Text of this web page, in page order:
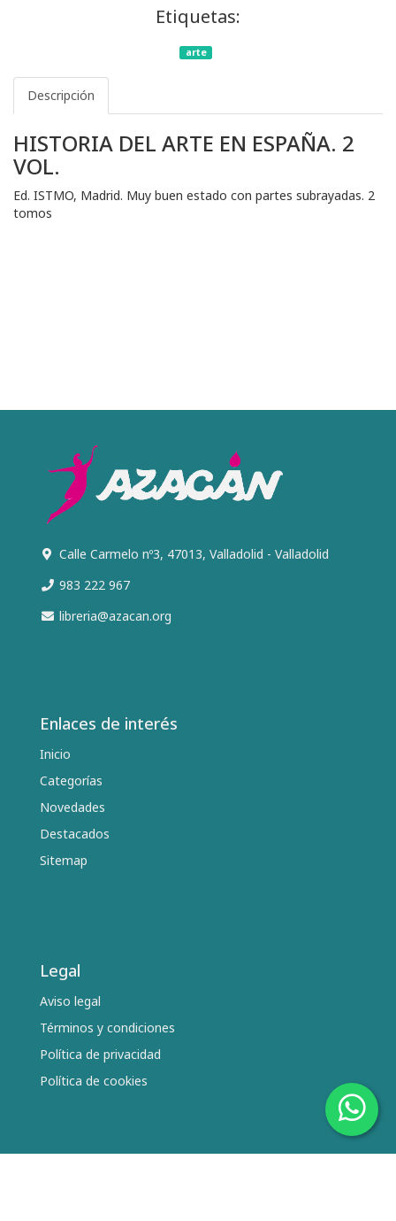
Etiquetas:
arte
Descripción
HISTORIA DEL ARTE EN ESPAÑA. 2
VOL.
Ed. ISTMO, Madrid. Muy buen estado con partes subrayadas. 2
tomos
Calle Carmelo nº3, 47013, Valladolid - Valladolid
983 222 967
libreria@azacan.org
Enlaces de interés
Inicio
Categorías
Novedades
Destacados
Sitemap
Legal
Aviso legal
Términos y condiciones
Política de privacidad
Política de cookies